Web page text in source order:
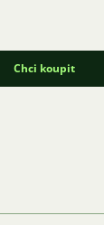
Chci koupit